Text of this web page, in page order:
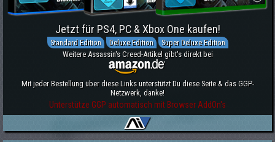
Jetzt für PS4, PC & Xbox One kaufen!
Standard Edition Deluxe Edition
Super Deluxe Edition
Weitere Assassin's Creed-Artikel gibt's direkt bei
Mit jeder Bestellung über diese Links unterstützt Du diese Seite & das GGP-
Netzwerk, danke!
Unterstütze GGP automatisch mit Browser AddOn's